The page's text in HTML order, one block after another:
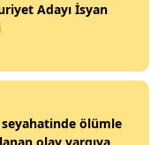
Adayı İsyan
seyahatinde ölümle